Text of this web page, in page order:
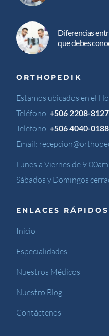
Diferencias
que debes
ORTHOPEDIK
Estamos ubicados en el
Teléfono:+506 2208-8127
Teléfono:+506 4040-0188
Email:
Lunes a Viernes de
Sábados y Domingos
ENLACES RÁPIDOS
Inicio
Especialidades
Nuestros Médicos
Nuestro Blog
Contáctenos